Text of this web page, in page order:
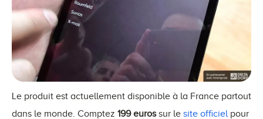
Le produit est actuellement disponible à la France partout
dans le monde. Comptez 199 eurossur le site officiel pour